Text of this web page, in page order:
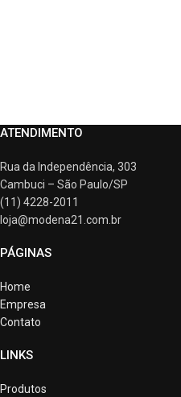
ATENDIMENTO
Rua da Independência, 303
Cambuci – São Paulo/SP
(11) 4228-2011
loja@modena21.com.br
PÁGINAS
Home
Empresa
Contato
LINKS
Produtos